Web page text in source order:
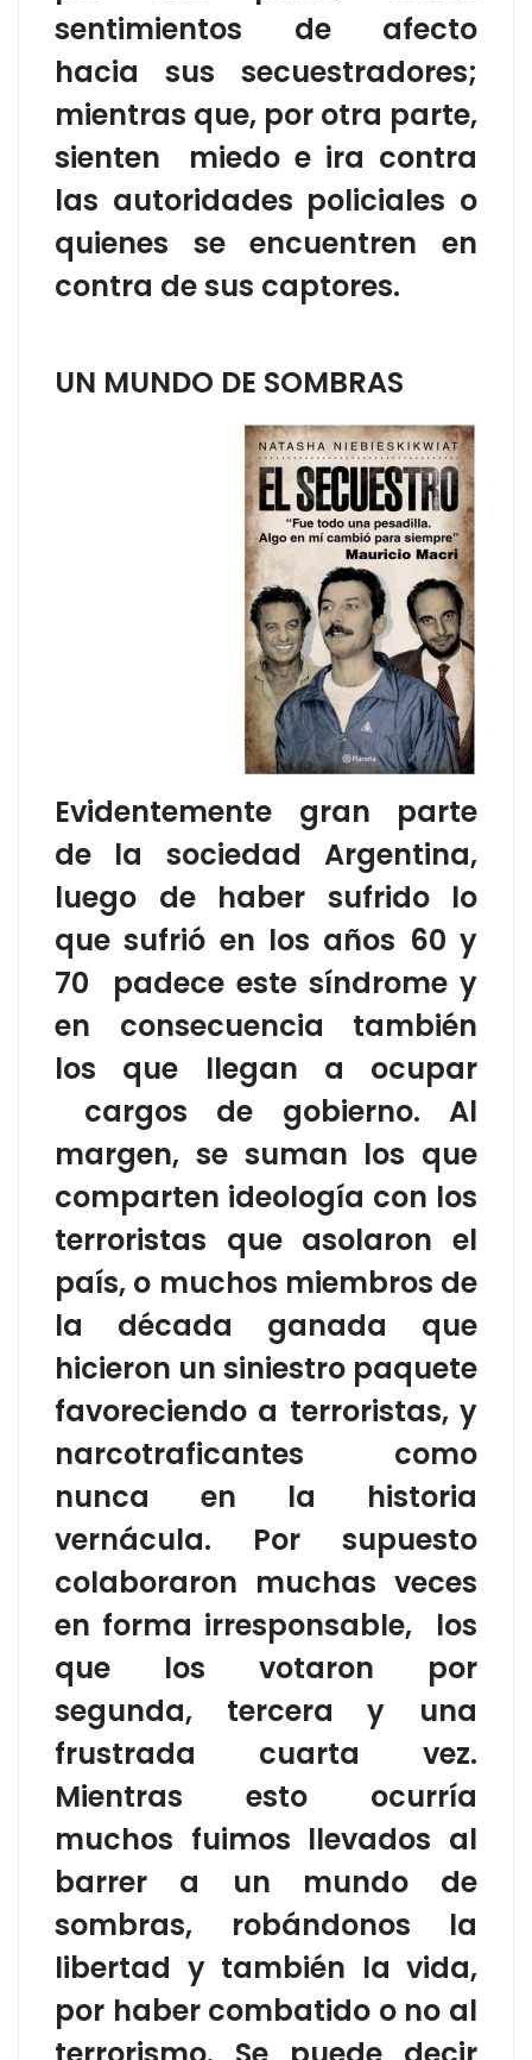
sentimientos de afecto
hacia sus secuestradores;
mientras que, por otra parte,
sienten miedo e ira contra
las autoridades policiales o
quienes se encuentren en
contra de sus captores.
UN MUNDO DE SOMBRAS
Evidentemente gran parte
de la sociedad Argentina,
luego de haber sufrido lo
que sufrió en los años 60 y
70 padece este síndrome y
en consecuencia también
los que llegan a ocupar
cargos de gobierno. Al
margen, se suman los que
comparten ideología con los
terroristas que asolaron el
país, o muchos miembros de
la década ganada que
hicieron un siniestro paquete
favoreciendo a terroristas, y
narcotraficantes como
nunca en la historia
vernácula. Por supuesto
colaboraron muchas veces
en forma irresponsable, los
que los votaron por
segunda, tercera y una
frustrada cuarta vez.
Mientras esto ocurría
muchos fuimos llevados al
barrer a un mundo de
sombras, robándonos la
libertad y también la vida,
por haber combatido o no al